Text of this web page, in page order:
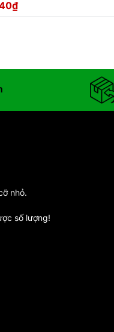
nhỏ.
số lượng!